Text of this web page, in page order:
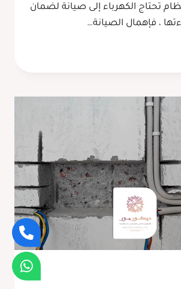
تحتاج الكهرباء إلى صيانة لضمان
، فإهمال الصيانة…